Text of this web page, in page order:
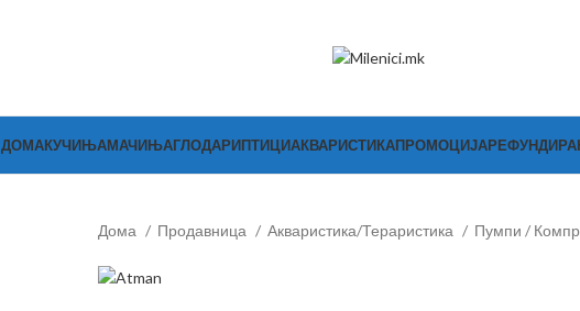
ДОМАКУЧИЊАМАЧИЊАГЛОДАРИПТИЦИАКВАРИСТИКАПРОМОЦИЈА
Дома Продавница Акваристика/Тераристика Пумпи /